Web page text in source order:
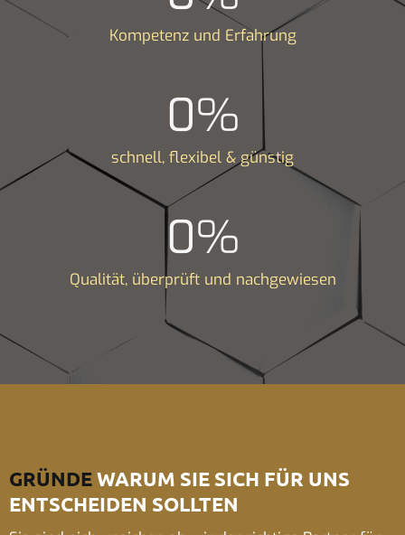
Kompetenz und Erfahrung
0%
schnell, flexibel & günstig
0%
Qualität, überprüft und nachgewiesen
GRÜNDEWARUM SIE SICH FÜR UNS
ENTSCHEIDEN SOLLTEN